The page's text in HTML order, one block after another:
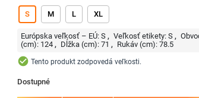
S M L XL
Európska veľkosť – EÚ: S Veľkosť etikety: S
(cm): 124 Dĺžka (cm): 71 Rukáv (cm): 78.5
check_circle Tento produkt zodpovedá veľkosti.
Dostupné